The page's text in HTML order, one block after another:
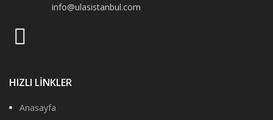
info@ulasistanbul.com
HIZLI LİNKLER
Anasayfa